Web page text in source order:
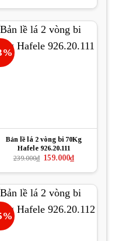
là:
tại
231.000₫.
Bản lề lá 2 vòng bi 70Kg
Hafele 926.20.111
239.000₫ Giá
là:
159.000₫Giá
hiện
tại
159.000₫.